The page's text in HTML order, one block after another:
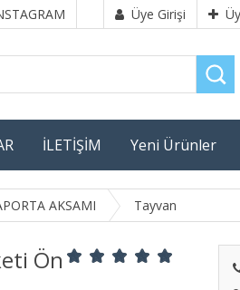
Üye Girişi
İLETİŞİM Yeni Ürünler
AKSAMI Tayvan
Ön